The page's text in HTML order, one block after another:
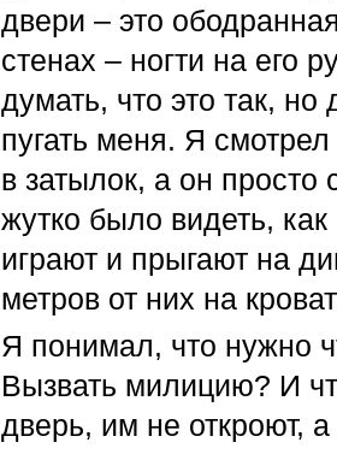
двери – это
стенах – ногти на его
думать, что это так,
пугать меня. Я
в затылок, а он просто
жутко было видеть,
играют и прыгают на
метров от них на
Я понимал, что нужно
Вызвать милицию? И
дверь, им не откроют,